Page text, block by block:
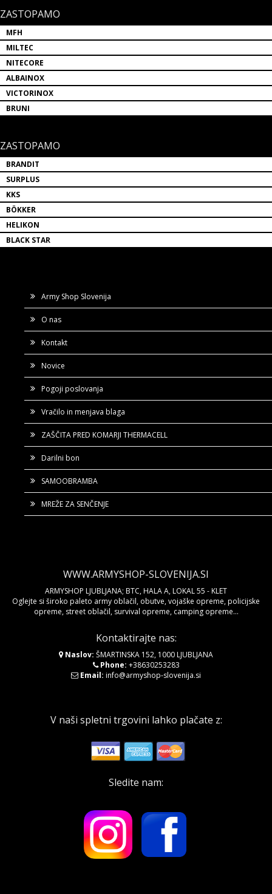
ZASTOPAMO
MFH
MILTEC
NITECORE
ALBAINOX
VICTORINOX
BRUNI
ZASTOPAMO
BRANDIT
SURPLUS
KKS
BÖKKER
HELIKON
BLACK STAR
Army Shop Slovenija
O nas
Kontakt
Novice
Pogoji poslovanja
Vračilo in menjava blaga
ZAŠČITA PRED KOMARJI THERMACELL
Darilni bon
SAMOOBRAMBA
MREŽE ZA SENČENJE
WWW.ARMYSHOP-SLOVENIJA.SI
ARMYSHOP LJUBLJANA; BTC, HALA A, LOKAL 55 - KLET
Oglejte si široko paleto army oblačil, obutve, vojaške opreme, policijske
opreme, street oblačil, survival opreme, camping opreme...
Kontaktirajte nas:
Naslov: ŠMARTINSKA 152, 1000 LJUBLJANA
Phone: +38630253283
Email: info@armyshop-slovenija.si
V naši spletni trgovini lahko plačate z:
Sledite nam: